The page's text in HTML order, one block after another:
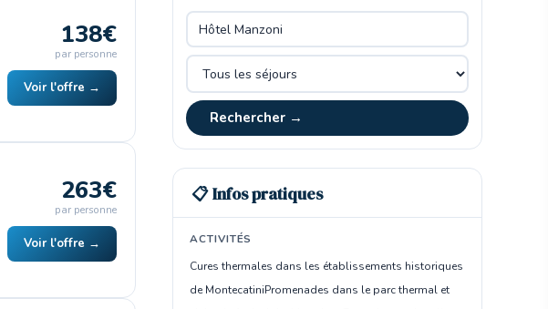
138€
par personne
Voir l'offre →
263€
par personne
Voir l'offre →
Rechercher →
📋 Infos pratiques
ACTIVITÉS
Cures thermales dans les établissements historiques
de MontecatiniPromenades dans le parc thermal et